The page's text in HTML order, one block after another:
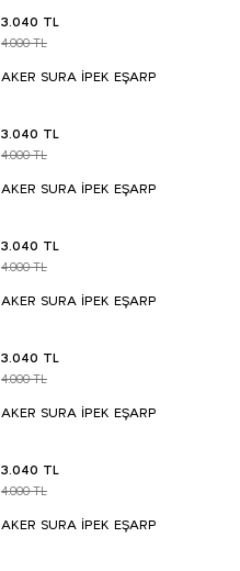
3.040 TL
4.000 TL
AKER SURA İPEK EŞARP
3.040 TL
4.000 TL
AKER SURA İPEK EŞARP
3.040 TL
4.000 TL
AKER SURA İPEK EŞARP
3.040 TL
4.000 TL
AKER SURA İPEK EŞARP
3.040 TL
4.000 TL
AKER SURA İPEK EŞARP